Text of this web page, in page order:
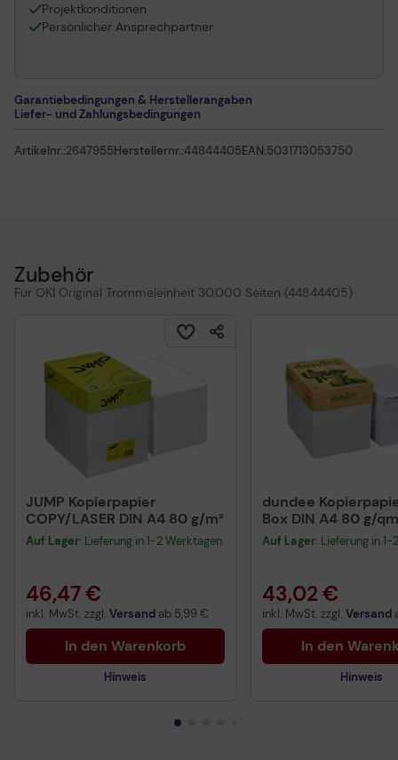
Projektkonditionen
Persönlicher Ansprechpartner
Garantiebedingungen & Herstellerangaben
Liefer- und Zahlungsbedingungen
Artikelnr.:2647955Herstellernr.:44844405EAN:5031713053750
Zubehör
Für OKI Original Trommeleinheit 30.000 Seiten (44844405)
JUMP Kopierpapier
COPY/LASER DIN A4 80 g/m²
Auf Lager: Lieferung in 1-2 Werktagen
46,47 €
inkl. MwSt. zzgl. Versand ab 5,99 €
In den Warenkorb
Hinweis
dundee
Box DIN A4 80 g/
Blatt
Auf Lager: Lieferung in
43,02 €
inkl. MwSt. zzgl. Versand
In den
Hinweis